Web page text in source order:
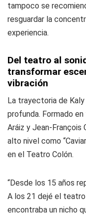
tampoco se
resguardar la
experiencia.
Del teatro al
transformar
vibración
La trayectoria de
profunda. Formado
Aráiz y Jean-François
alto nivel como
en el Teatro Colón.
“Desde los 15 años
A los 21 dejé el
encontraba un nicho